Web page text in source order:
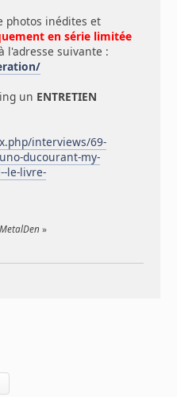
photos inédites et
en série limitée
l'adresse suivante :
un ENTRETIEN
interviews/69-
ducourant-my-
le-livre-
»